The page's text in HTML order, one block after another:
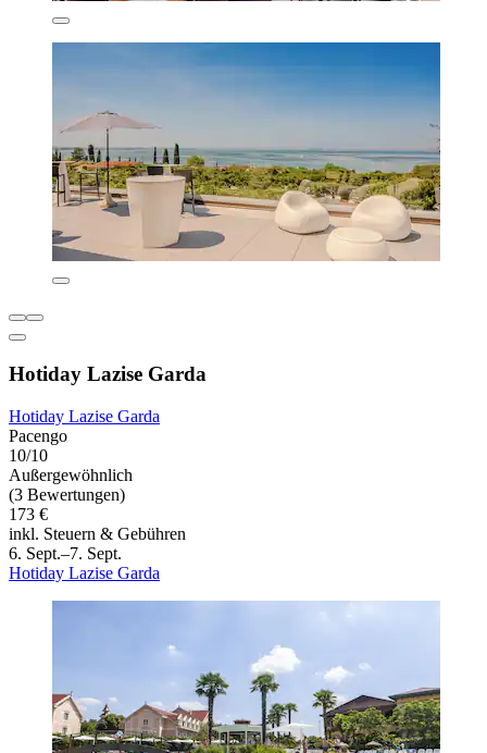
Hotiday Lazise Garda
Hotiday Lazise Garda
Pacengo
10/10
Außergewöhnlich
(3 Bewertungen)
173 €
inkl. Steuern & Gebühren
6. Sept.–7. Sept.
Hotiday Lazise Garda